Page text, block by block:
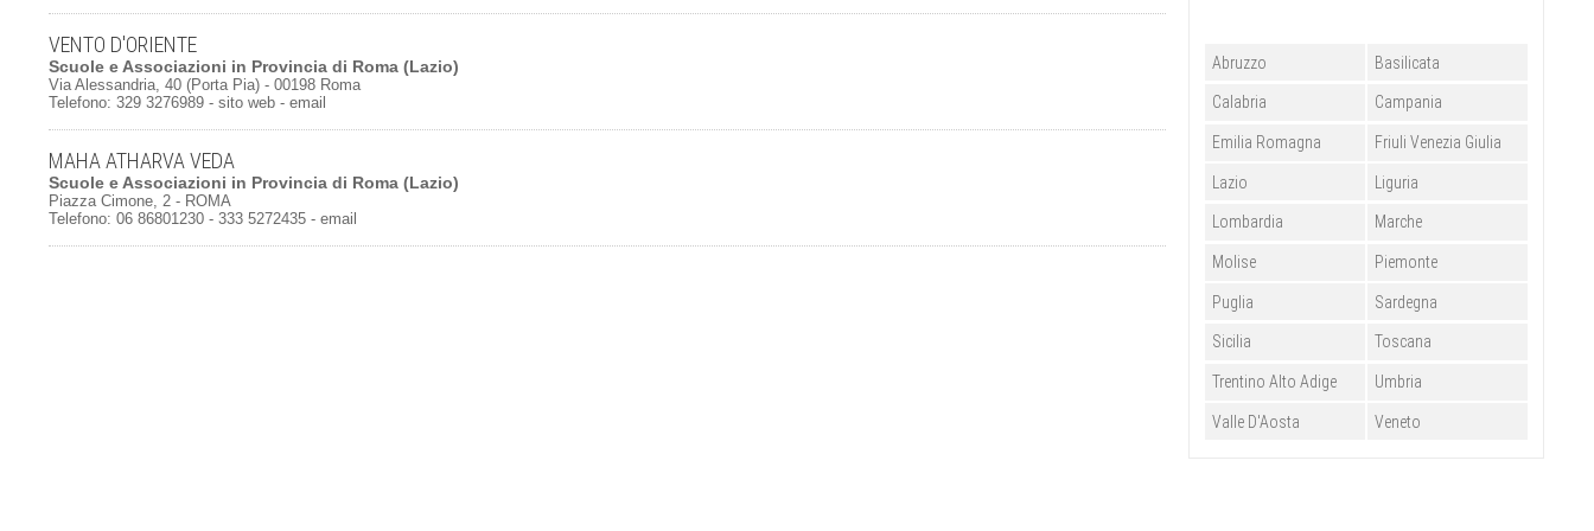
VENTO D'ORIENTE
Scuole e Associazioni in Provincia di Roma (Lazio)
Via Alessandria, 40 (Porta Pia) - 00198 Roma
Telefono: 329 3276989 - sito web - email
MAHA ATHARVA VEDA
Scuole e Associazioni in Provincia di Roma (Lazio)
Piazza Cimone, 2 - ROMA
Telefono: 06 86801230 - 333 5272435 - email
Abruzzo Basilicata
Calabria Campania
Emilia Romagna Friuli Venezia Giulia
Lazio Liguria
Lombardia Marche
Molise Piemonte
Puglia Sardegna
Sicilia Toscana
Trentino Alto Adige Umbria
Valle D'Aosta Veneto